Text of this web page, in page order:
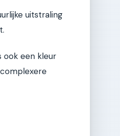
uitstraling
ook een kleur